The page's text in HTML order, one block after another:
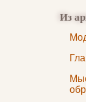
Из